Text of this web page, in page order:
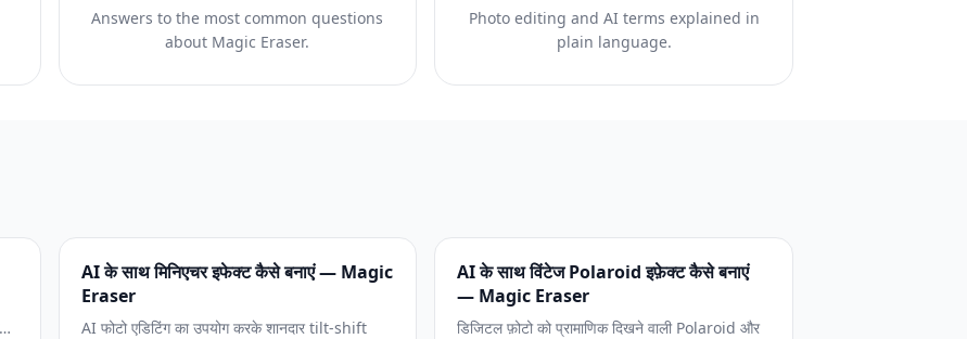
Answers to the most common questions
about Magic Eraser.
Photo editing and AI terms explained in
plain language.
AI के साथ मिनिएचर इफेक्ट कैसे बनाएं — Magic
Eraser
AI फोटो एडिटिंग का उपयोग करके शानदार tilt-shift
AI के साथ विंटेज Polaroid इफ़ेक्ट कैसे बनाएं
— Magic Eraser
डिजिटल फ़ोटो को प्रामाणिक दिखने वाली Polaroid और